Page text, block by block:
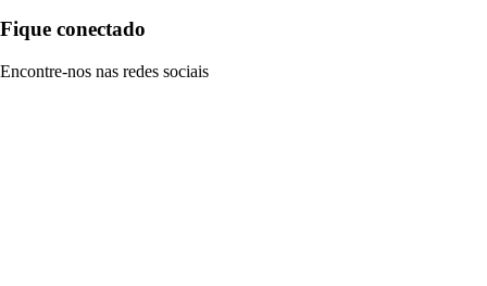
Fique conectado
Encontre-nos nas redes sociais